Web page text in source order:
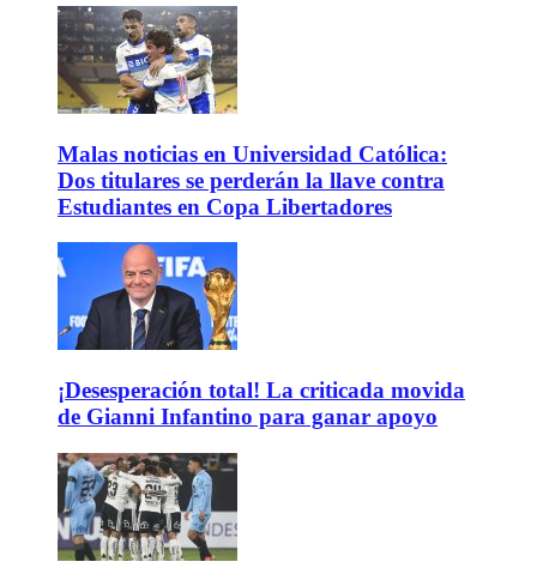
Malas noticias en Universidad Católica:
Dos titulares se perderán la llave contra
Estudiantes en Copa Libertadores
¡Desesperación total! La criticada movida
de Gianni Infantino para ganar apoyo